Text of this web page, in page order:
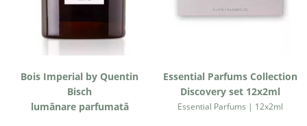
Bois Imperial by Quentin
Bisch
lumânare parfumată
Essential Parfums Collection
Discovery set 12x2ml
Essential Parfums | 12x2ml